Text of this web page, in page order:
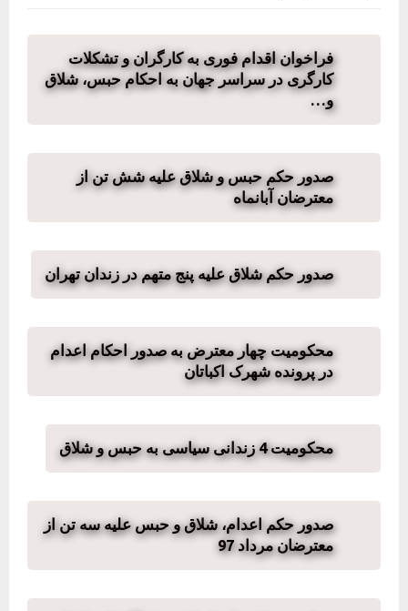
فراخوان اقدام فوری به کارگران و تشکلات
کارگری در سراسر جهان به احکام حبس، شلاق
و…
صدور حکم حبس و شلاق علیه شش تن از
معترضان آبانماه
صدور حکم شلاق علیه پنج متهم در زندان تهران
محکومیت چهار معترض به صدور احکام اعدام
در پرونده شهرک اکباتان
محکومیت 4 زندانی سیاسی به حبس و شلاق
صدور حکم اعدام، شلاق و حبس علیه سه تن از
معترضان مرداد 97